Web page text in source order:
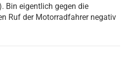
Bin eigentlich gegen die
Ruf der Motorradfahrer negativ